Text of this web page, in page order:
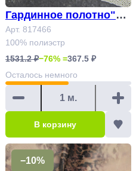
Гардинное полотно"DE
MRE" Арт.817466
Арт. 817466
100% полиэстр
1531.2 ₽−76% =367.5 ₽
Осталось немного
В корзину
−10%